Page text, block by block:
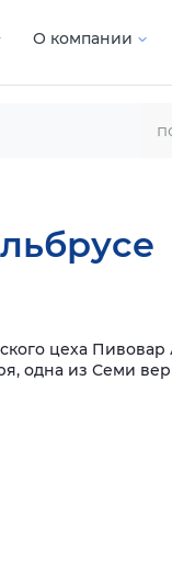
О компании
цеха Пивовар
одна из Семи